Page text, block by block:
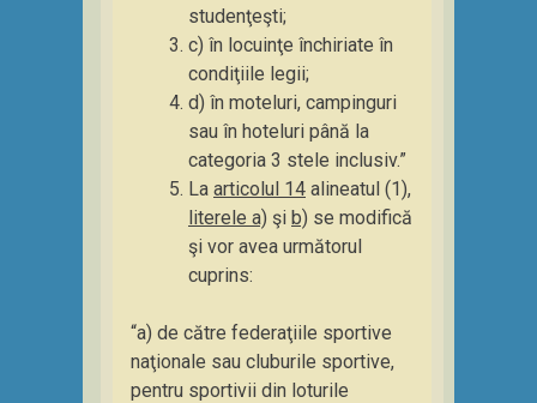
studenţeşti;
c) în locuinţe închiriate în
condiţiile legii;
d) în moteluri, campinguri
sau în hoteluri până la
categoria 3 stele inclusiv.”
La articolul 14 alineatul (1),
literele a) şi b) se modifică
şi vor avea următorul
cuprins:
“a) de către federaţiile sportive
naţionale sau cluburile sportive,
pentru sportivii din loturile